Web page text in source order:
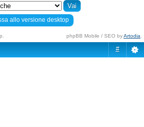
allo versione desktop
phpBB Mobile / SEO byArtodia
#